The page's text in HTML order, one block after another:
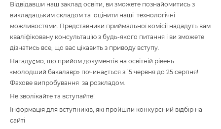
Відвідавши наш заклад освіти, ви зможете познайомитись з
викладацьким складом та оцінити наші технологічні
можливостями. Представники приймальної комісії нададуть вам
кваліфіковану консультацію з будь-якого питання і ви зможете
дізнатись все, що вас цікавить з приводу вступу.
Нагадуємо, що прийом документів на освітній рівень
«молодший бакалавр» починається з 15 червня до 25 серпня!
Фахове випробування за розкладом.
Не зволікайте та вступайте!
Інформація для вступників, які пройшли конкурсний відбір на
сайті